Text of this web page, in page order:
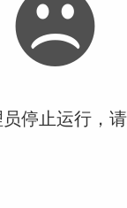
停止运行，